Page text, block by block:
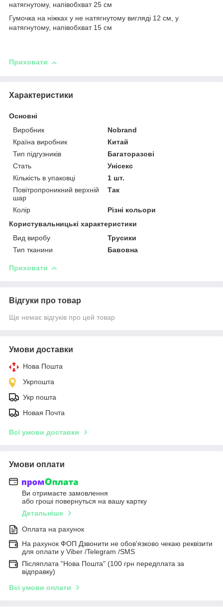
натягнутому, напівобхват 25 см
Гумочка на ніжках у не натягнутому вигляді 12 см, у
натягнутому, напівобхват 15 см
Приховати
Характеристики
Основні
Виробник
Nobrand
Країна виробник
Китай
Тип підгузників
Багаторазові
Стать
Унісекс
Кількість в упаковці
1 шт.
Повітропроникний верхній
шар
Так
Колір
Різні кольори
Користувальницькі характеристики
Вид виробу
Трусики
Тип тканини
Бавовна
Приховати
Відгуки про товар
Ще немає відгуків про цей товар
Умови доставки
Нова Пошта
Укрпошта
Укр пошта
Новая Почта
Всі умови доставки
Умови оплати
Ви отримаєте замовлення
або гроші повернуться на вашу картку
Детальніше
Оплата на рахунок
На рахунок ФОП Дзвонити не обов'язково чекаю реквізити
для оплати у Viber /Telegram /SMS
Післяплата "Нова Пошта" (100 грн передплата за
відправку)
Всі умови оплати